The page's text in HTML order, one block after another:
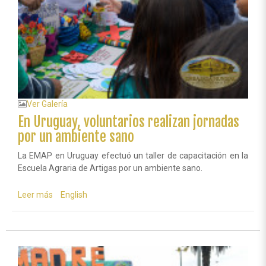
Ver Galería
En Uruguay, voluntarios realizan jornadas
por un ambiente sano
La EMAP en Uruguay efectuó un taller de capacitación en la
Escuela Agraria de Artigas por un ambiente sano.
Leer más sobre
jornadas
por
English